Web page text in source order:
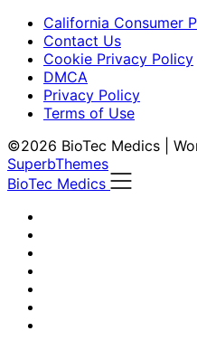
California Consumer
Contact Us
Cookie Privacy Policy
DMCA
Privacy Policy
Terms of Use
©2026 BioTec Medics
|
SuperbThemes
BioTec Medics